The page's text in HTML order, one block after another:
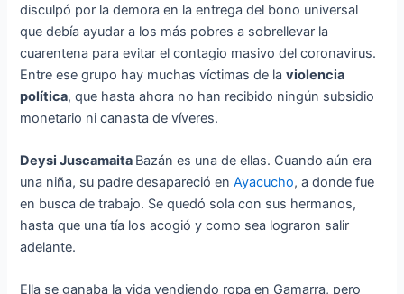
disculpó por la demora en la entrega del bono universal
que debía ayudar a los más pobres a sobrellevar la
cuarentena para evitar el contagio masivo del coronavirus.
Entre ese grupo hay muchas víctimas de laviolencia
política, que hasta ahora no han recibido ningún subsidio
monetario ni canasta de víveres.
Deysi Juscamaita Bazán es una de ellas. Cuando aún era
una niña, su padre desapareció enAyacucho, a donde fue
en busca de trabajo. Se quedó sola con sus hermanos,
hasta que una tía los acogió y como sea lograron salir
adelante.
Ella se ganaba la vida vendiendo ropa en Gamarra, pero